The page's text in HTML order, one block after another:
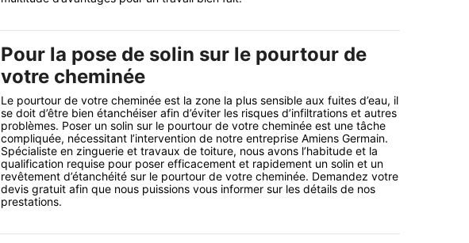
Pour la pose de solin sur le pourtour de
votre cheminée
Le pourtour de votre cheminée est la zone la plus sensible aux fuites d’eau, il
se doit d’être bien étanchéiser afin d’éviter les risques d’infiltrations et autres
problèmes. Poser un solin sur le pourtour de votre cheminée est une tâche
compliquée, nécessitant l’intervention de notre entreprise Amiens Germain.
Spécialiste en zinguerie et travaux de toiture, nous avons l’habitude et la
qualification requise pour poser efficacement et rapidement un solin et un
revêtement d’étanchéité sur le pourtour de votre cheminée. Demandez votre
devis gratuit afin que nous puissions vous informer sur les détails de nos
prestations.